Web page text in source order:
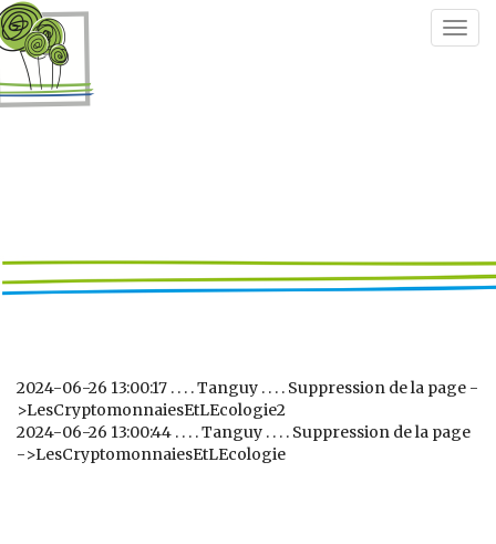
2024-06-26 13:00:17 . . . . Tanguy . . . . Suppression de la page -
>LesCryptomonnaiesEtLEcologie2
2024-06-26 13:00:44 . . . . Tanguy . . . . Suppression de la page
->LesCryptomonnaiesEtLEcologie